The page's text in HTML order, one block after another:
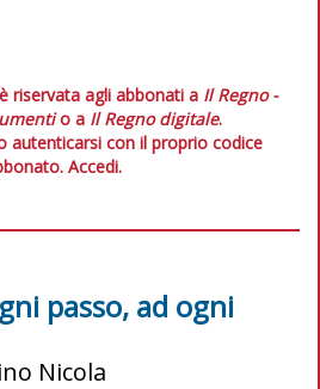
riservata agli abbonati a Il Regno -
o a Il Regno digitale.
autenticarsi con il proprio codice
Accedi.
passo, ad ogni
Nicola